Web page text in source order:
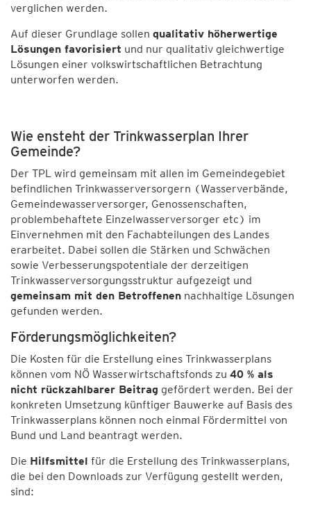
verglichen werden.
Auf dieser Grundlage sollen qualitativ höherwertige
Lösungen favorisiert und nur qualitativ gleichwertige
Lösungen einer volkswirtschaftlichen Betrachtung
unterworfen werden.
Wie ensteht der Trinkwasserplan Ihrer
Gemeinde?
Der TPL wird gemeinsam mit allen im Gemeindegebiet
befindlichen Trinkwasserversorgern (Wasserverbände,
Gemeindewasserversorger, Genossenschaften,
problembehaftete Einzelwasserversorger etc) im
Einvernehmen mit den Fachabteilungen des Landes
erarbeitet. Dabei sollen die Stärken und Schwächen
sowie Verbesserungspotentiale der derzeitigen
Trinkwasserversorgungsstruktur aufgezeigt und
gemeinsam mit den Betroffenen nachhaltige Lösungen
gefunden werden.
Förderungsmöglichkeiten?
Die Kosten für die Erstellung eines Trinkwasserplans
können vom NÖ Wasserwirtschaftsfonds zu 40 % als
nicht rückzahlbarer Beitrag gefördert werden. Bei der
konkreten Umsetzung künftiger Bauwerke auf Basis des
Trinkwasserplans können noch einmal Fördermittel von
Bund und Land beantragt werden.
Die Hilfsmittel für die Erstellung des Trinkwasserplans,
die bei den Downloads zur Verfügung gestellt werden,
sind: